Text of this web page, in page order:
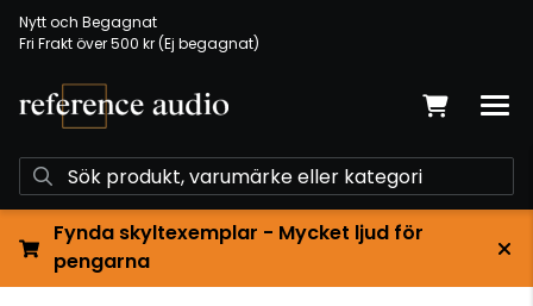
Nytt och Begagnat
Fri Frakt över 500 kr (Ej begagnat)
Fynda skyltexemplar - Mycket ljud för
pengarna